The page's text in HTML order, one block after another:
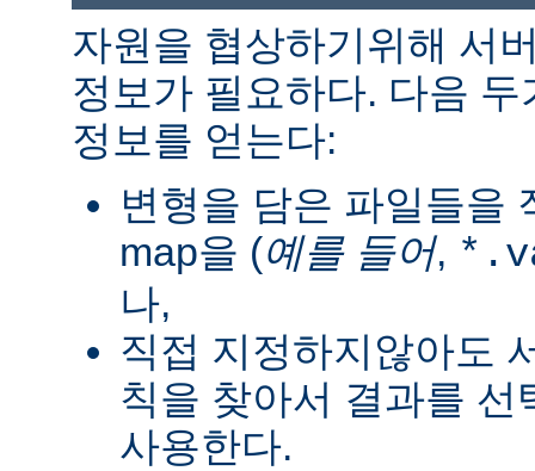
자원을 협상하기위해 서
정보가 필요하다. 다음
정보를 얻는다:
변형을 담은 파일들을
map을 (예를 들어,
나,
직접 지정하지않아도
칙을 찾아서 결과를
사용한다.